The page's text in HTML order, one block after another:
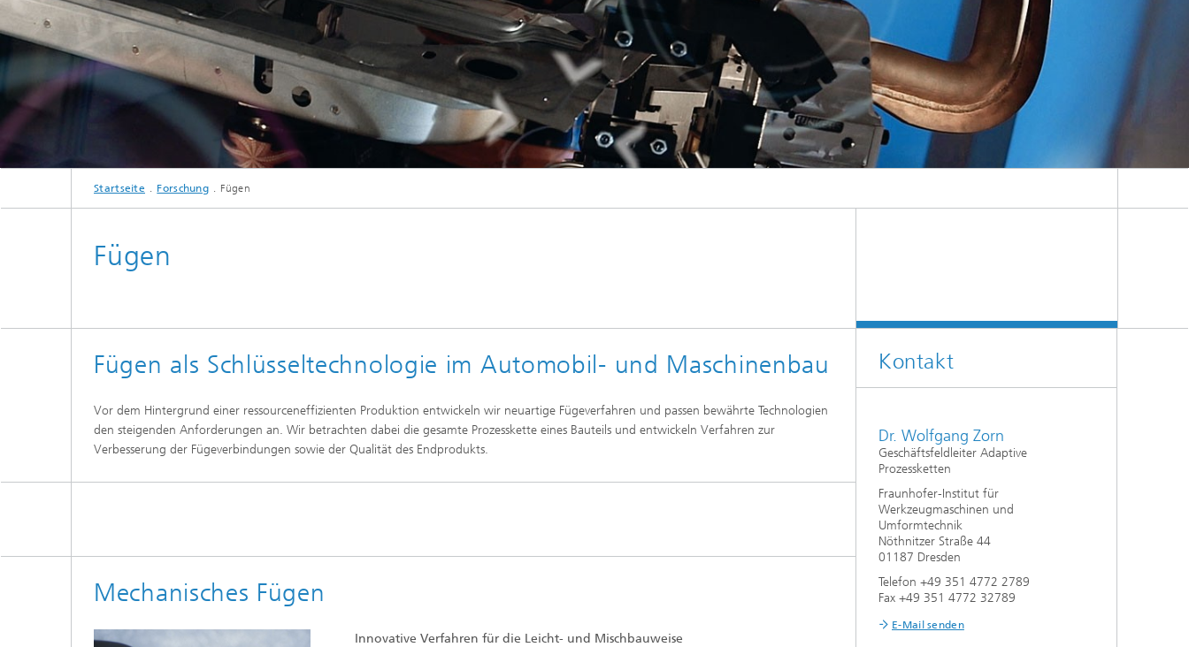
Startseite Forschung Fügen
Fügen
Fügen als Schlüsseltechnologie im Automobil- und Maschinenbau
Vor dem Hintergrund einer ressourceneffizienten Produktion entwickeln wir neuartige Fügeverfahren und passen bewährte Technologien
den steigenden Anforderungen an. Wir betrachten dabei die gesamte Prozesskette eines Bauteils und entwickeln Verfahren zur
Verbesserung der Fügeverbindungen sowie der Qualität des Endprodukts.
Mechanisches Fügen
Innovative Verfahren für die Leicht- und Mischbauweise
Kontakt
Dr. Wolfgang Zorn
Geschäftsfeldleiter Adaptive
Prozessketten
Fraunhofer-Institut für
Werkzeugmaschinen und
Umformtechnik
Nöthnitzer Straße 44
01187 Dresden
Telefon +49 351 4772 2789
Fax +49 351 4772 32789
E-Mail senden